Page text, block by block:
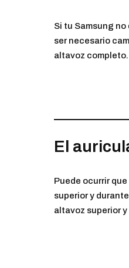
Si tu Samsung
ser necesario
altavoz completo.
El
Puede ocurrir
superior y
altavoz superior